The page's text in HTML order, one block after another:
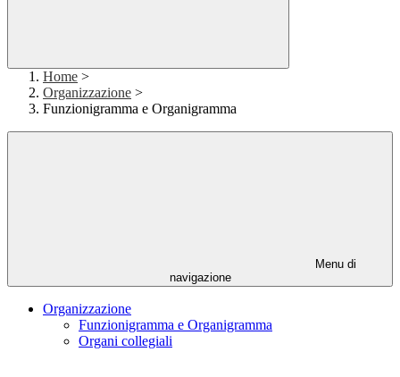
Home >
Organizzazione >
Funzionigramma e Organigramma
Menu di
navigazione
Organizzazione
Funzionigramma e Organigramma
Organi collegiali